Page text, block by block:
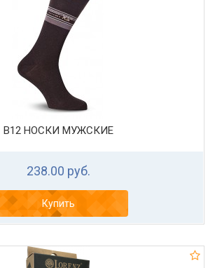
В12 НОСКИ МУЖСКИЕ
238.00 руб.
Купить